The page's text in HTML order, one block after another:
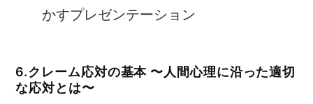
かすプレゼンテーション
6.クレーム応対の基本 〜人間心理に沿った適切
な応対とは〜